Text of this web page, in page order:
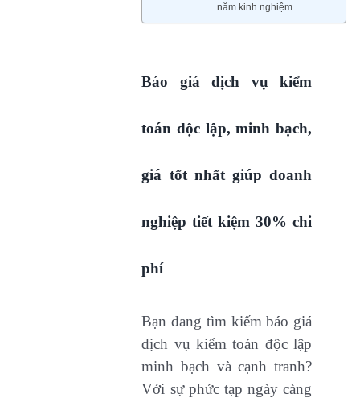
năm kinh nghiệm
Báo giá dịch vụ kiểm
toán độc lập, minh bạch,
giá tốt nhất giúp doanh
nghiệp tiết kiệm 30% chi
phí
Bạn đang tìm kiếm báo giá
dịch vụ kiểm toán độc lập
minh bạch và cạnh tranh?
Với sự phức tạp ngày càng